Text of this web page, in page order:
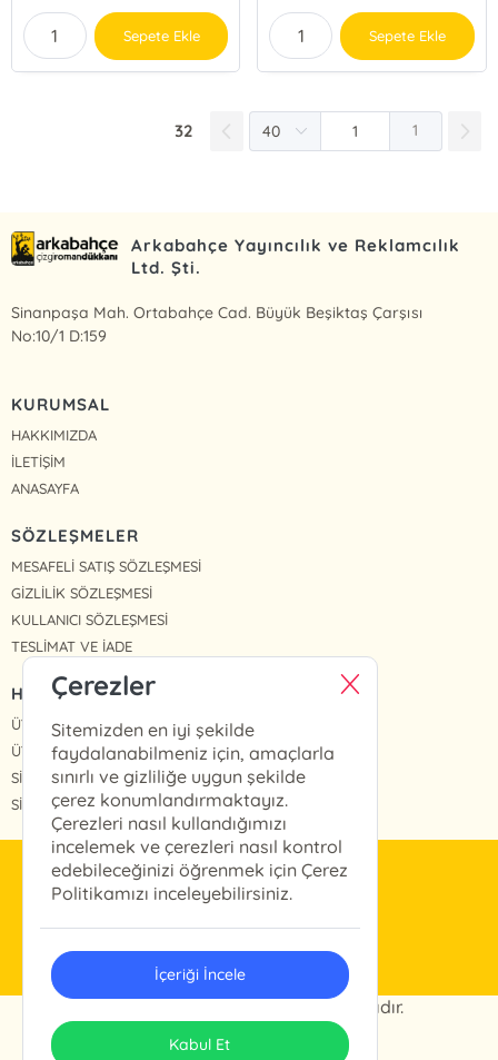
Sepete Ekle Sepete Ekle
32 1
Arkabahçe Yayıncılık ve Reklamcılık
Ltd. Şti.
Sinanpaşa Mah. Ortabahçe Cad. Büyük Beşiktaş Çarşısı
No:10/1 D:159
KURUMSAL
HAKKIMIZDA
İLETİŞİM
ANASAYFA
SÖZLEŞMELER
MESAFELİ SATIŞ SÖZLEŞMESİ
GİZLİLİK SÖZLEŞMESİ
KULLANICI SÖZLEŞMESİ
TESLİMAT VE İADE
HIZLI ERİŞİM
ÜYE OL
ÜYE GİRİŞ
SİPARİŞLERİM
SİPARİŞ TAKİP
info@arkabahce.com.tr
(0212) 327 46 13
© 2024 Arkabahçe. Her hakkı saklıdır.
Tasarım & Uygulama
Çerezler
Sitemizden en iyi şekilde
faydalanabilmeniz için, amaçlarla
sınırlı ve gizliliğe uygun şekilde
çerez konumlandırmaktayız.
Çerezleri nasıl kullandığımızı
incelemek ve çerezleri nasıl kontrol
edebileceğinizi öğrenmek için Çerez
Politikamızı inceleyebilirsiniz.
İçeriği İncele
Kabul Et